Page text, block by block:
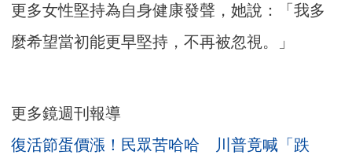
更多女性堅持為自身健康發聲，她說：「我多
麼希望當初能更早堅持，不再被忽視。」
更多鏡週刊報導
復活節蛋價漲！民眾苦哈哈 川普竟喊「跌